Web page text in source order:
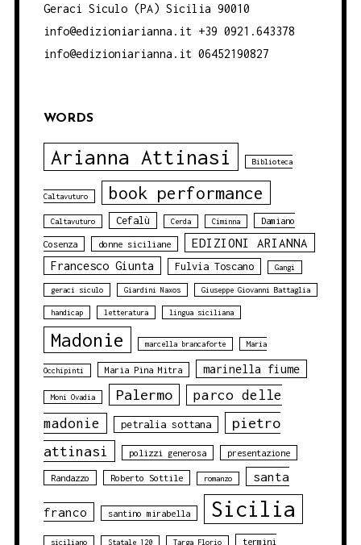
Geraci Siculo (PA) Sicilia 90010
info@edizioniarianna.it +39 0921.643378
info@edizioniarianna.it 06452190827
WORDS
Arianna Attinasi Biblioteca
Caltavuturo book performance
Caltavuturo Cefalù Cerda Ciminna Damiano
Cosenza donne siciliane EDIZIONI ARIANNA
Francesco Giunta Fulvia Toscano Gangi
geraci siculo Giardini Naxos Giuseppe Giovanni Battaglia
handicap letteratura lingua siciliana
Madonie marcella brancaforte Maria
Occhipinti Maria Pina Mitra marinella fiume
Moni Ovadia Palermo
parco delle
madonie
petralia sottana
pietro
attinasi
polizzi generosa presentazione
Randazzo Roberto Sottile romanzo santa
franco santino mirabella Sicilia
siciliano Statale 120 Targa Florio termini